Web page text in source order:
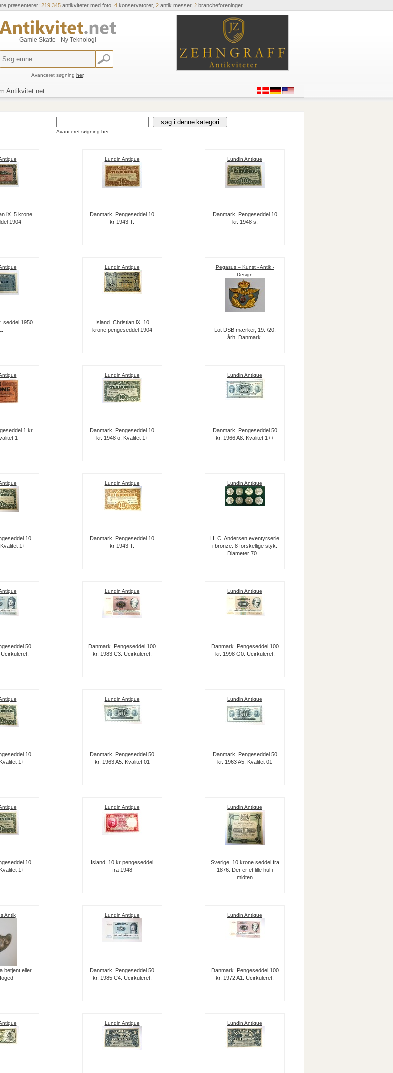
præsenterer: 219.345 antikviteter med foto. 4 konservatorer, 2 antik messer, 2 brancheforeninger.
Gamle Skatte - Ny Teknologi
Avanceret søgning her.
Antikvitet.net
Avanceret søgning her.
lX. 5 krone
1904
Lundin Antique
Danmark. Pengeseddel 10
kr 1943 T.
Lundin Antique
Danmark. Pengeseddel 10
kr. 1948 s.
seddel 1950
Lundin Antique
Island. Christian lX. 10
krone pengeseddel 1904
Pegasus – Kunst - Antik -
Design
Lot DSB mærker, 19. /20.
årh. Danmark.
1 kr.
1
Lundin Antique
Danmark. Pengeseddel 10
kr. 1948 o. Kvalitet 1+
Lundin Antique
Danmark. Pengeseddel 50
kr. 1966 A8. Kvalitet 1++
10
1+
Lundin Antique
Danmark. Pengeseddel 10
kr 1943 T.
Lundin Antique
H. C. Andersen eventyrserie
i bronze. 8 forskellige styk.
Diameter 70 ...
50
Lundin Antique
Danmark. Pengeseddel 100
kr. 1983 C3. Ucirkuleret.
Lundin Antique
Danmark. Pengeseddel 100
kr. 1998 G0. Ucirkuleret.
10
1+
Lundin Antique
Danmark. Pengeseddel 50
kr. 1963 A5. Kvalitet 01
Lundin Antique
Danmark. Pengeseddel 50
kr. 1963 A5. Kvalitet 01
10
1+
Lundin Antique
Island. 10 kr pengeseddel
fra 1948
Lundin Antique
Sverige. 10 krone seddel fra
1876. Der er et lille hul i
midten
Antik
betjent eller
Lundin Antique
Danmark. Pengeseddel 50
kr. 1985 C4. Ucirkuleret.
Lundin Antique
Danmark. Pengeseddel 100
kr. 1972 A1. Ucirkuleret.
Lundin Antique Lundin Antique